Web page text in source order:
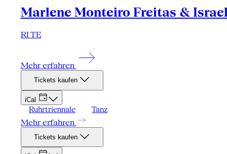
Marlene Monteiro Freitas &
RI TE
Mehr erfahren
Tickets kaufen
iCal
Ruhrtriennale Tanz
Mehr erfahren
Tickets kaufen